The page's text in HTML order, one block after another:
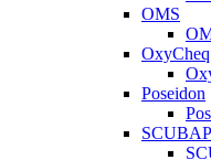
OMS
OxyCheq
Poseidon